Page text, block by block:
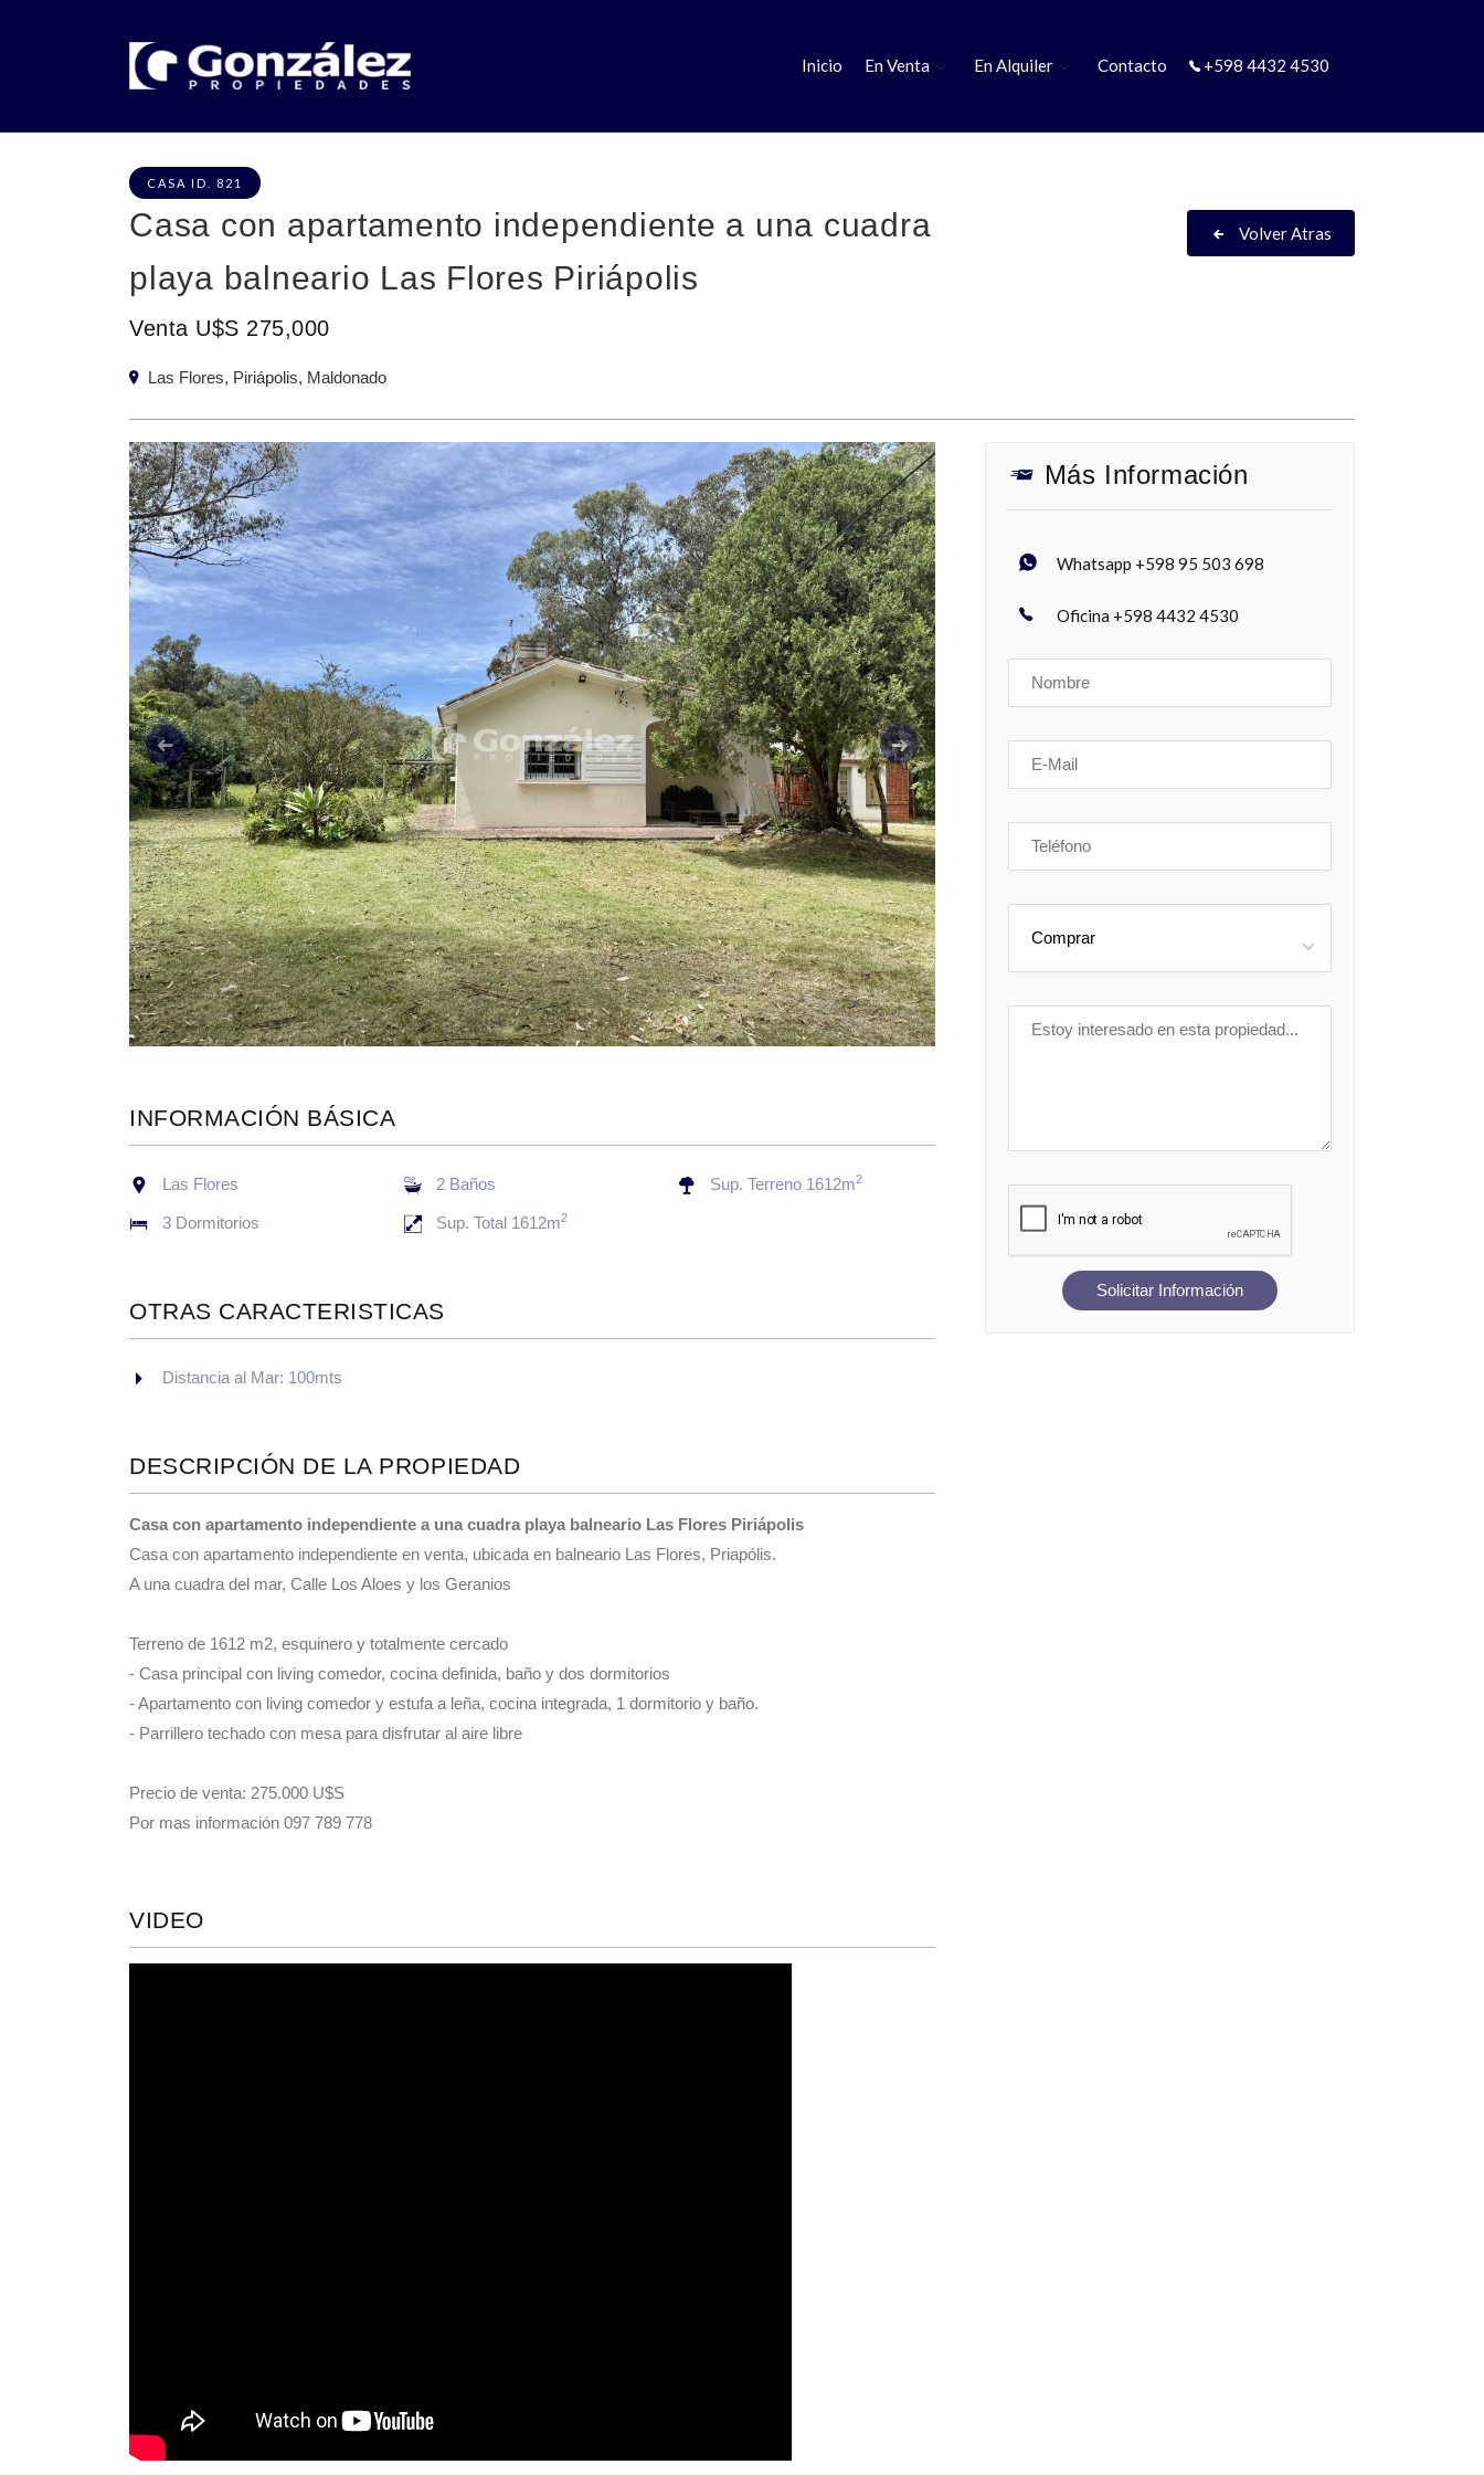
Inicio En Venta En Alquiler Contacto +598 4432 4530
CASA ID. 821
Casa con apartamento independiente a una cuadra
playa balneario Las Flores Piriápolis
Venta U$S 275,000
Las Flores, Piriápolis, Maldonado
Volver Atras
Anterior Siguiente
INFORMACIÓN BÁSICA
Las Flores
3 Dormitorios
2 Baños
Sup. Total 1612m2
Sup. Terreno 1612m2
OTRAS CARACTERISTICAS
Distancia al Mar: 100mts
DESCRIPCIÓN DE LA PROPIEDAD
Casa con apartamento independiente a una cuadra playa balneario Las Flores Piriápolis
Casa con apartamento independiente en venta, ubicada en balneario Las Flores, Priapólis.
A una cuadra del mar, Calle Los Aloes y los Geranios
Terreno de 1612 m2, esquinero y totalmente cercado
- Casa principal con living comedor, cocina definida, baño y dos dormitorios
- Apartamento con living comedor y estufa a leña, cocina integrada, 1 dormitorio y baño.
- Parrillero techado con mesa para disfrutar al aire libre
Precio de venta: 275.000 U$S
Por mas información 097 789 778
VIDEO
Más Información
Whatsapp +598 95 503 698
Oficina +598 4432 4530
Comprar
Solicitar Información